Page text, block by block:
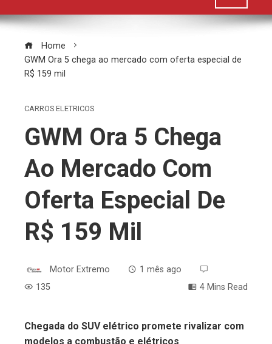
Home
GWM Ora 5 chega ao mercado com oferta especial de
R$ 159 mil
CARROS ELETRICOS
GWM Ora 5 Chega
Ao Mercado Com
Oferta Especial De
R$ 159 Mil
Motor Extremo
1 mês ago
135
4 Mins Read
Chegada do SUV elétrico promete rivalizar com
modelos a combustão e elétricos